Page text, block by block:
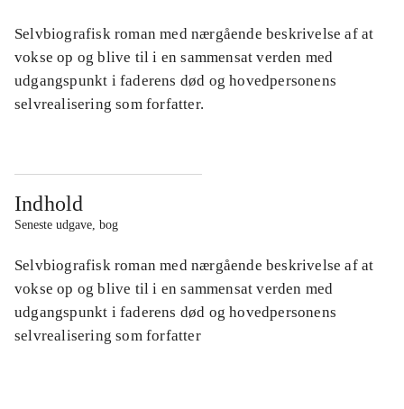
Selvbiografisk roman med nærgående beskrivelse af at
vokse op og blive til i en sammensat verden med
udgangspunkt i faderens død og hovedpersonens
selvrealisering som forfatter.
Indhold
Seneste udgave, bog
Selvbiografisk roman med nærgående beskrivelse af at
vokse op og blive til i en sammensat verden med
udgangspunkt i faderens død og hovedpersonens
selvrealisering som forfatter